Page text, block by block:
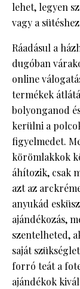
lehet, legyen
vagy a
Ráadásul a
dugóban
online
termékek
bolyonganod
kerülni a
figyelmedet.
körömlakkok
áhítozik, csak
azt az
anyukád
ajándékozás,
szentelheted,
saját
forró teát a
ajándékok